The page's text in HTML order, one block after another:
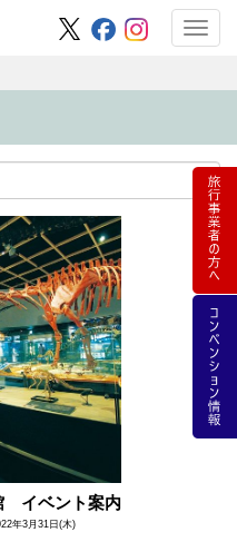
イベント案内
年3月31日(木)